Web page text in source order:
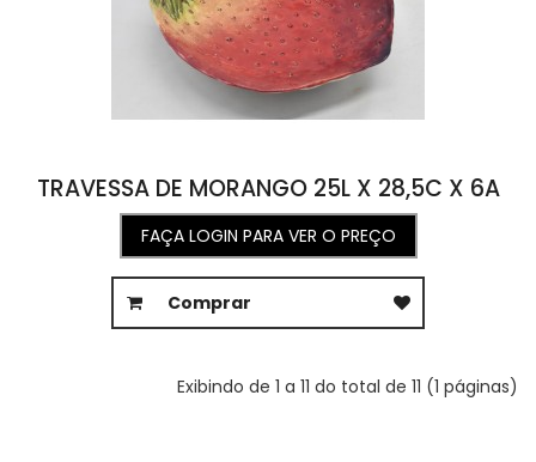
TRAVESSA DE MORANGO 25L X 28,5C X 6A
FAÇA LOGIN PARA VER O PREÇO
Comprar
Exibindo de 1 a 11 do total de 11 (1 páginas)